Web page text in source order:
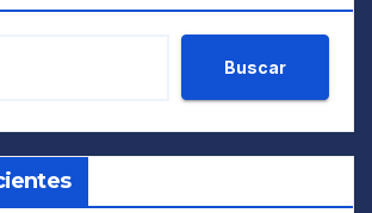
Buscar